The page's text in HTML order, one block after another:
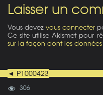
Laisser un
Vous devez vous connecter
Ce site utilise Akismet pour
sur la façon dont les
◄ P1000423
306